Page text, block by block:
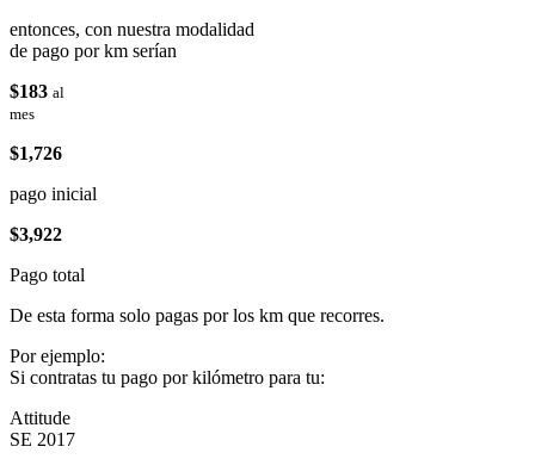
entonces, con nuestra modalidad
de pago por km serían
$183 al
mes
$1,726
pago inicial
$3,922
Pago total
De esta forma solo pagas por los km que recorres.
Por ejemplo:
Si contratas tu pago por kilómetro para tu:
Attitude
SE 2017